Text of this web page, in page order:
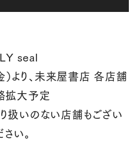
seal
）より、未来屋書店 各店舗
拡大予定
ない店舗もござい
い。